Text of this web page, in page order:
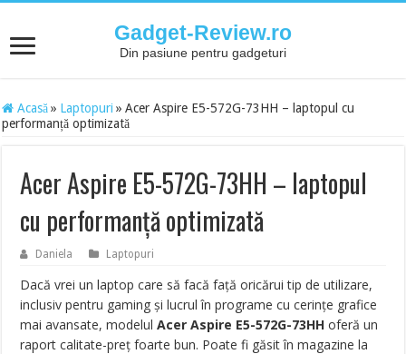
Gadget-Review.ro
Din pasiune pentru gadgeturi
Acasă » Laptopuri » Acer Aspire E5-572G-73HH – laptopul cu
performanță optimizată
Acer Aspire E5-572G-73HH – laptopul
cu performanță optimizată
Daniela Laptopuri
Dacă vrei un laptop care să facă față oricărui tip de utilizare,
inclusiv pentru gaming și lucrul în programe cu cerințe grafice
mai avansate, modelulAcer Aspire E5-572G-73HH oferă un
raport calitate-preț foarte bun. Poate fi găsit în magazine la